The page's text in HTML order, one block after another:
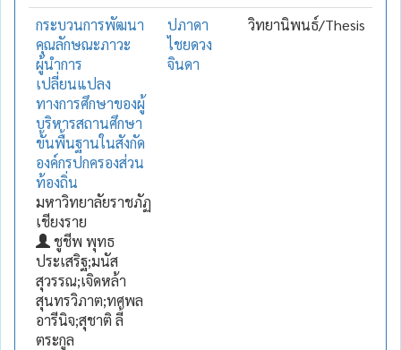
กระบวนการพัฒนา
คุณลักษณะภาวะ
ผู้นำการ
เปลี่ยนแปลง
ทางการศึกษาของผู้
บริหารสถานศึกษา
ขั้นพื้นฐานในสังกัด
องค์กรปกครองส่วน
ท้องถิ่น
มหาวิทยาลัยราชภัฏ
เชียงราย
ชูชีพ พุทธ
ประเสริฐ;มนัส
สุวรรณ;เจิดหล้า
สุนทรวิภาต;ทศพล
อารีนิจ;สุชาติ ลี้
ตระกูล
ปภาดา
ไชยดวง
จินดา
วิทยานิพนธ์/Thesis